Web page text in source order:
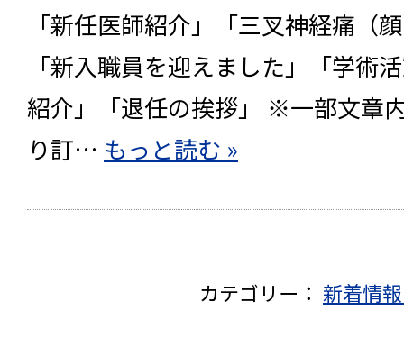
「新任医師紹介」「三叉神経痛（
「新入職員を迎えました」「学術
紹介」「退任の挨拶」 ※一部文章
り訂… もっと読む »
カテゴリー： 新着情